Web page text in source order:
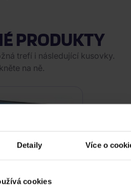
Detaily Více o
cookies
PRODUKTY
trefí i následující kusovky.
na ně.